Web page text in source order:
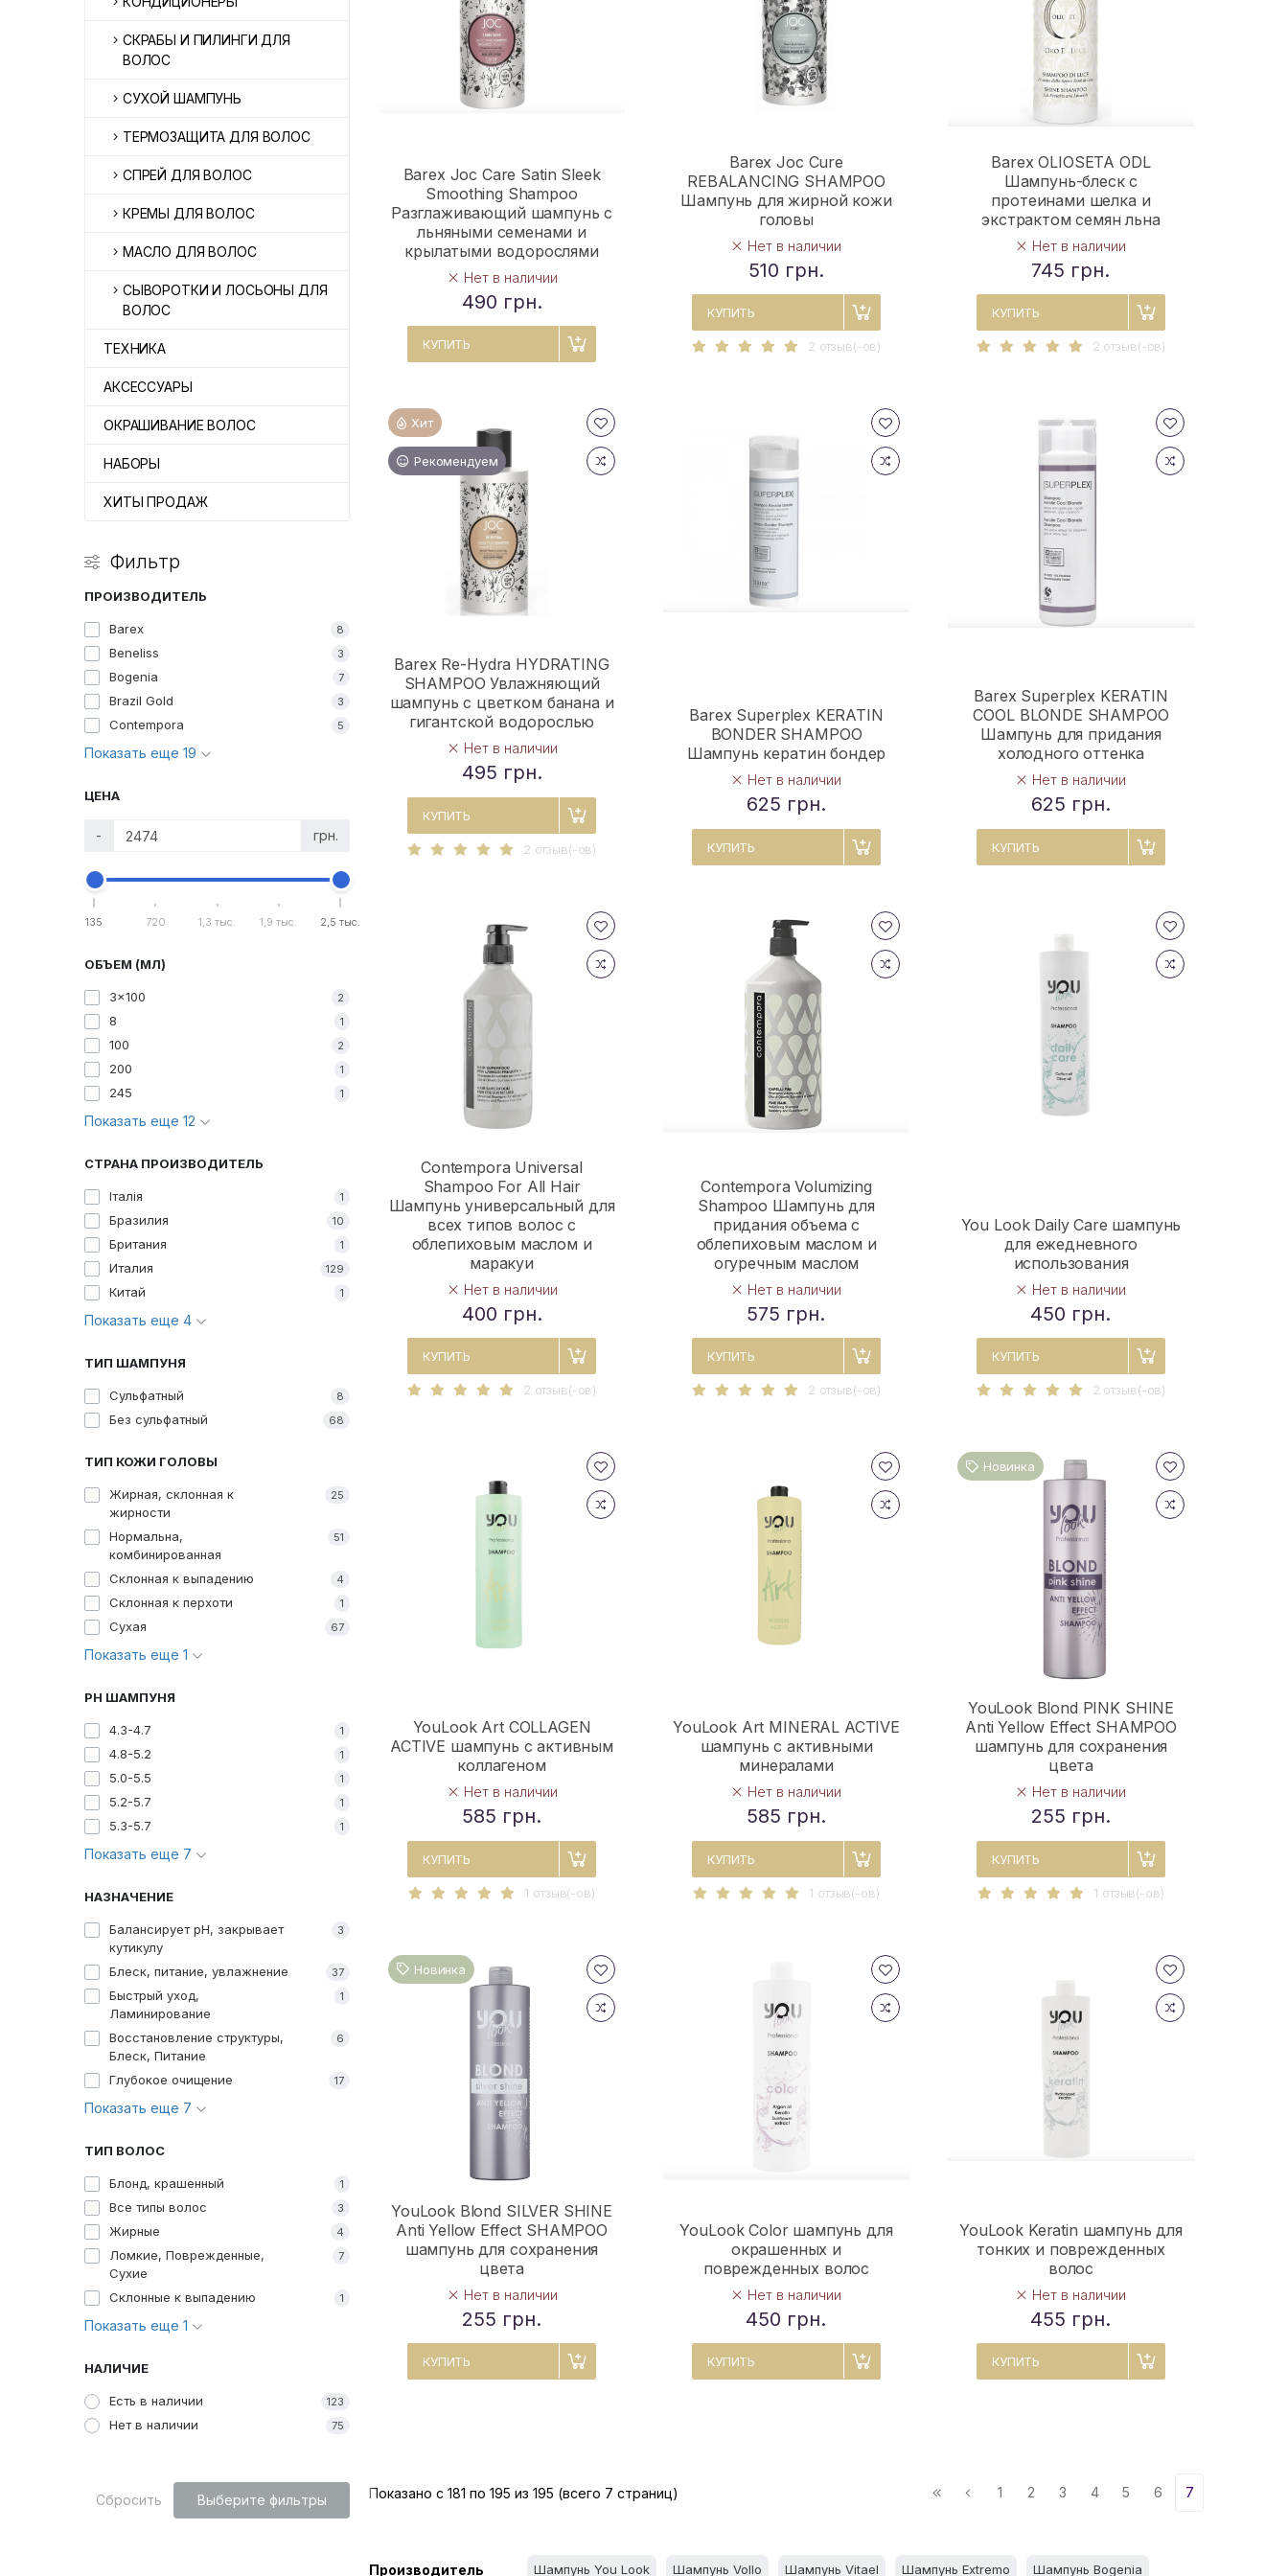
СКРАБЫ И ПИЛИНГИ ДЛЯ
ВОЛОС
СУХОЙ ШАМПУНЬ
ТЕРМОЗАЩИТА ДЛЯ ВОЛОС
СПРЕЙ ДЛЯ ВОЛОС
КРЕМЫ ДЛЯ ВОЛОС
МАСЛО ДЛЯ ВОЛОС
СЫВОРОТКИ И ЛОСЬОНЫ ДЛЯ
ВОЛОС
ТЕХНИКА
АКСЕССУАРЫ
ОКРАШИВАНИЕ ВОЛОС
НАБОРЫ
ХИТЫ ПРОДАЖ
Фильтр
ПРОИЗВОДИТЕЛЬ
Barex 8
Beneliss 3
Bogenia 7
Brazil Gold 3
Contempora 5
Показать еще 19
ЦЕНА
- грн.
135 720 1,3 тыс. 1,9 тыс. 2,5 тыс.
ОБЪЕМ (МЛ)
3x100 2
8 1
100 2
200 1
245 1
Показать еще 12
СТРАНА ПРОИЗВОДИТЕЛЬ
Італія 1
Бразилия 10
Британия 1
Италия 129
Китай 1
Показать еще 4
ТИП ШАМПУНЯ
Cульфатный 8
Без сульфатный 68
ТИП КОЖИ ГОЛОВЫ
Жирная, склонная к
жирности
25
Нормальна,
комбинированная
51
Склонная к выпадению 4
Склонная к перхоти 1
Сухая 67
Показать еще 1
PH ШАМПУНЯ
4.3-4.7 1
4.8-5.2 1
5.0-5.5 1
5.2-5.7 1
5.3-5.7 1
Показать еще 7
НАЗНАЧЕНИЕ
Балансирует рН, закрывает
кутикулу
3
Блеск, питание, увлажнение 37
Быстрый уход,
Ламинирование
1
Восстановление структуры,
Блеск, Питание
6
Глубокое очищение 17
Показать еще 7
ТИП ВОЛОС
Блонд, крашенный 1
Все типы волос 3
Жирные 4
Ломкие, Поврежденные,
Сухие
7
Склонные к выпадению 1
Показать еще 1
НАЛИЧИЕ
Есть в наличии 123
Нет в наличии 75
Сбросить Выберите фильтры
Barex Joc Care Satin Sleek
Smoothing Shampoo
Разглаживающий шампунь с
льняными семенами и
крылатыми водорослями
Нет в наличии
490 грн.
КУПИТЬ
Barex Joc Cure
REBALANCING SHAMPOO
Шампунь для жирной кожи
головы
Нет в наличии
510 грн.
КУПИТЬ
2 отзыв(-ов)
Barex OLIOSETA ODL
Шампунь-блеск с
протеинами шелка и
экстрактом семян льна
Нет в наличии
745 грн.
КУПИТЬ
2 отзыв(-ов)
Хит
Рекомендуем
Barex Re-Hydra HYDRATING
SHAMPOO Увлажняющий
шампунь с цветком банана и
гигантской водорослью
Нет в наличии
495 грн.
КУПИТЬ
2 отзыв(-ов)
Barex Superplex KERATIN
BONDER SHAMPOO
Шампунь кератин бондер
Нет в наличии
625 грн.
КУПИТЬ
Barex Superplex KERATIN
COOL BLONDE SHAMPOO
Шампунь для придания
холодного оттенка
Нет в наличии
625 грн.
КУПИТЬ
Contempora Universal
Shampoo For All Hair
Шампунь универсальный для
всех типов волос с
облепиховым маслом и
маракуи
Нет в наличии
400 грн.
КУПИТЬ
2 отзыв(-ов)
Contempora Volumizing
Shampoo Шампунь для
придания объема с
облепиховым маслом и
огуречным маслом
Нет в наличии
575 грн.
КУПИТЬ
2 отзыв(-ов)
You Look Daily Care шампунь
для ежедневного
использования
Нет в наличии
450 грн.
КУПИТЬ
2 отзыв(-ов)
YouLook Art COLLAGEN
ACTIVE шампунь с активным
коллагеном
Нет в наличии
585 грн.
КУПИТЬ
1 отзыв(-ов)
YouLook Art MINERAL ACTIVE
шампунь с активными
минералами
Нет в наличии
585 грн.
КУПИТЬ
1 отзыв(-ов)
Новинка
YouLook Blond PINK SHINE
Anti Yellow Effect SHAMPOO
шампунь для сохранения
цвета
Нет в наличии
255 грн.
КУПИТЬ
1 отзыв(-ов)
Новинка
YouLook Blond SILVER SHINE
Anti Yellow Effect SHAMPOO
шампунь для сохранения
цвета
Нет в наличии
255 грн.
КУПИТЬ
YouLook Color шампунь для
окрашенных и
поврежденных волос
Нет в наличии
450 грн.
КУПИТЬ
YouLook Keratin шампунь для
тонких и поврежденных
волос
Нет в наличии
455 грн.
КУПИТЬ
Показано с 181 по 195 из 195 (всего 7 страниц) 1 2 3 4 5 6 7
Производитель Шампунь You Look Шампунь Vollo Шампунь Vitael Шампунь Extremo Шампунь Bogenia